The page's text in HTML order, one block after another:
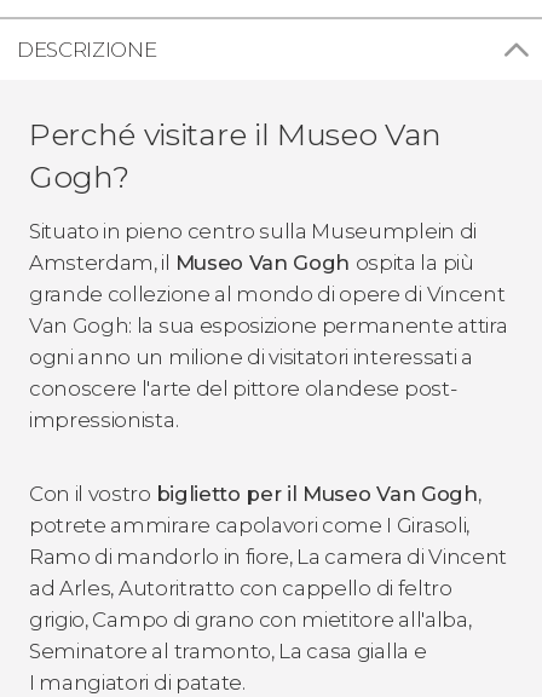
DESCRIZIONE
Perché visitare il Museo Van
Gogh?
Situato in pieno centro sulla Museumplein di
Amsterdam, il Museo Van Gogh ospita la più
grande collezione al mondo di opere di Vincent
Van Gogh: la sua esposizione permanente attira
ogni anno un milione di visitatori interessati a
conoscere l'arte del pittore olandese post-
impressionista.
Con il vostro biglietto per il Museo Van Gogh,
potrete ammirare capolavori come I Girasoli,
Ramo di mandorlo in fiore, La camera di Vincent
ad Arles, Autoritratto con cappello di feltro
grigio, Campo di grano con mietitore all'alba,
Seminatore al tramonto, La casa gialla e
I mangiatori di patate.